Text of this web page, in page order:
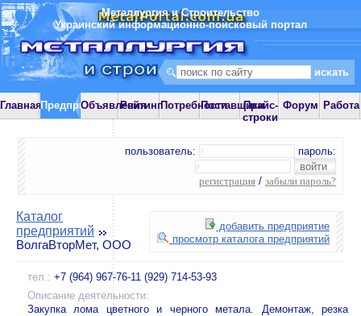
Металлургия и Строительство
Украинский информационно-поисковый портал
ГлавнаяПредприятияОбъявления
РейтингПотребностиПоставщики
Прайс-
строки
Форум Работа
пользователь: пароль:
регистрация / забыли пароль?
добавить предприятие
просмотр каталога предприятий
Каталог
предприятий
ВолгаВторМет, ООО
тел.: +7 (964) 967-76-11 (929) 714-53-93
Описание деятельности:
Закупка лома цветного и черного метала. Демонтаж, резка